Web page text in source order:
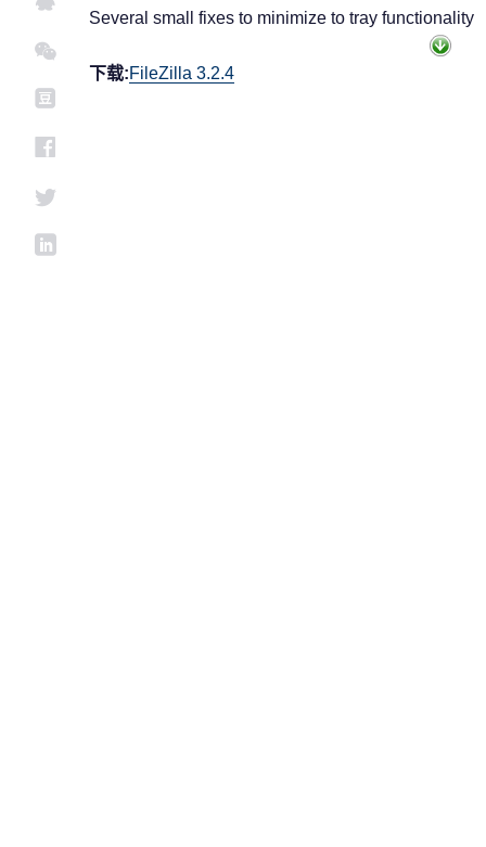
Several small fixes to minimize to tray functionality
下载:FileZilla 3.2.4